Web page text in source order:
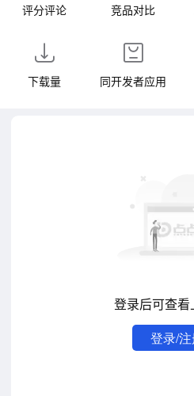
评分评论 竞品对比
下载量 同开发者应用
登录后可查
登录/